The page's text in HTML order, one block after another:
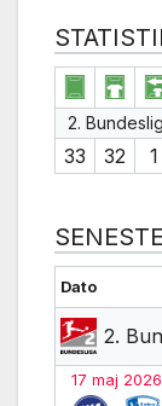
2.
33 32 1
Dato
2.
17 maj 2026